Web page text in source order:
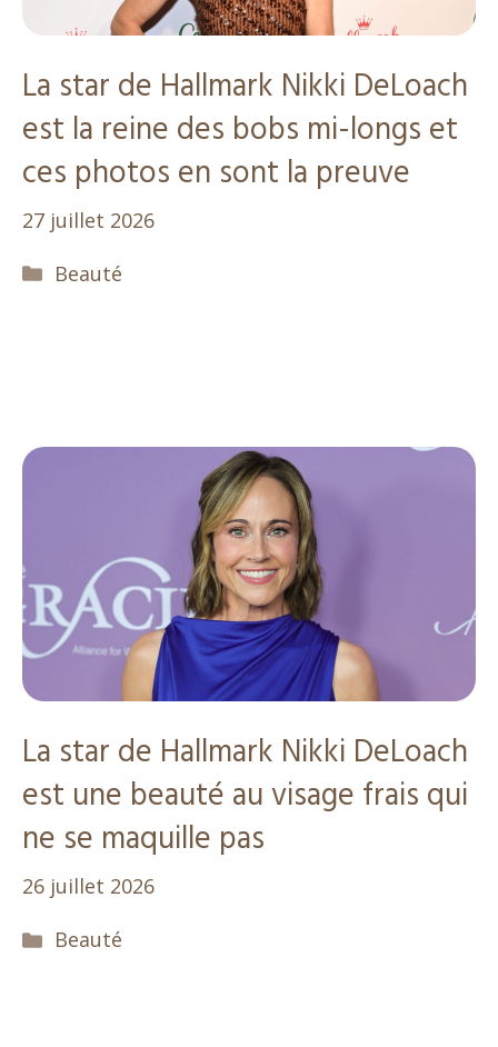
La star de Hallmark Nikki DeLoach
est la reine des bobs mi-longs et
ces photos en sont la preuve
27 juillet 2026
Catégories
Beauté
La star de Hallmark Nikki DeLoach
est une beauté au visage frais qui
ne se maquille pas
26 juillet 2026
Catégories
Beauté